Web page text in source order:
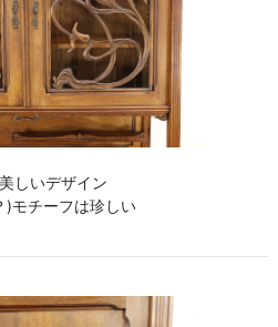
しいデザイン
)モチーフは珍しい